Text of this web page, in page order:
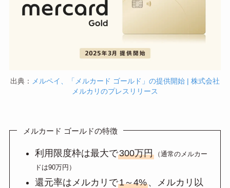
出典：
メルペイ、「メルカード ゴールド」の提供開始 | 株式会社
メルカリのプレスリリース
メルカード ゴールドの特徴
利用限度枠は最大で300万円
（通常のメルカー
ドは90万円）
還元率はメルカリで1～4%、メルカリ以